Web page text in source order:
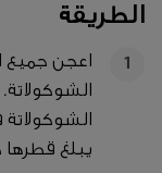
الطريقة
1
اعجن جميع
يبلغ قطرها حوالي